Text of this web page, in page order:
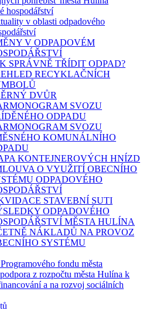
hospodářství
v oblasti odpadového
V ODPADOVÉM
SPRÁVNĚ TŘÍDIT ODPAD?
RECYKLAČNÍCH
DVŮR
SVOZU
ODPADU
SVOZU
KOMUNÁLNÍHO
KONTEJNEROVÝCH HNÍZD
O VYUŽITÍ OBECNÍHO
ODPADOVÉHO
STAVEBNÍ SUTI
ODPADOVÉHO
MĚSTA HULÍNA
NÁKLADŮ NA PROVOZ
SYSTÉMU
fondu města
z rozpočtu města Hulína k
a na rozvoj sociálních